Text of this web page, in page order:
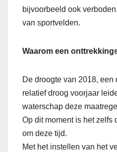
bijvoorbeeld ook
van sportvelden.
Waarom een
De droogte van 2018, een
relatief droog voorjaar
waterschap deze
Op dit moment is het zelfs
om deze tijd.
Met het instellen van het